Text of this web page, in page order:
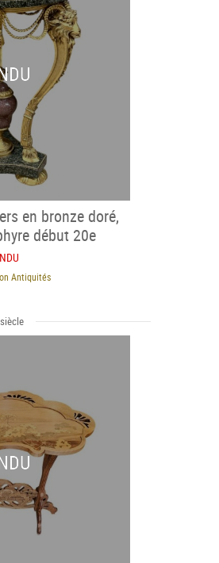
en bronze doré,
début 20e
Antiquités
siècle